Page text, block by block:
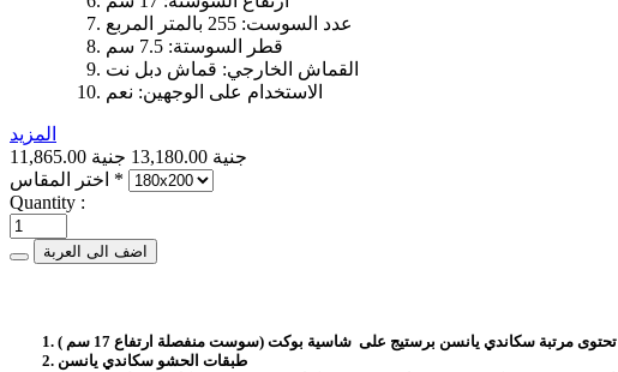
عدد السوست: 255 بالمتر المربع
قطر السوستة: 7.5 سم
القماش الخارجي: قماش دبل نت
الاستخدام على الوجهين: نعم
المزيد
11,865.00 جنية 13,180.00 جنية
*
Quantity :
اضف الى العربة
تحتوى مرتبة سكاندي يانسن برستيج على شاسية بوكت (سوست منفصلة ارتفاع 17 سم )
طبقات الحشو سكاندي يانسن